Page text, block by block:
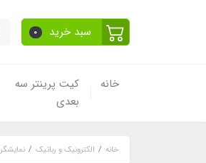
سبد خرید 0
خانه
کیت پرینتر سه
بعدی
خانه الکترونیک و رباتیک نمایشگر LCD